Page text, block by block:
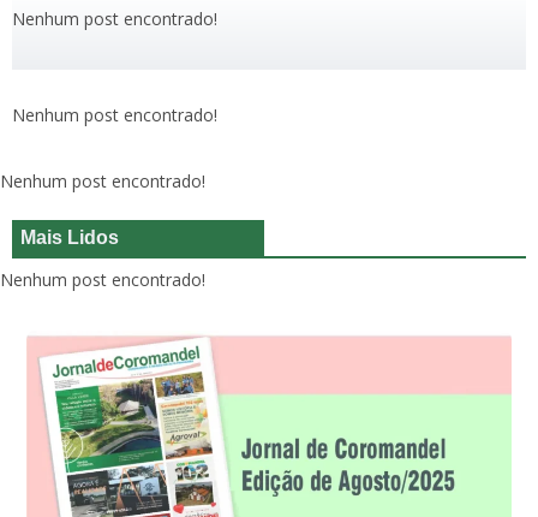
Nenhum post encontrado!
Nenhum post encontrado!
Nenhum post encontrado!
Mais Lidos
Nenhum post encontrado!